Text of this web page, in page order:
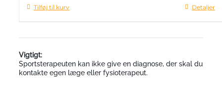
Tilføj til kurv Detaljer
Vigtigt:
Sportsterapeuten kan ikke give en diagnose, der skal du
kontakte egen læge eller fysioterapeut.